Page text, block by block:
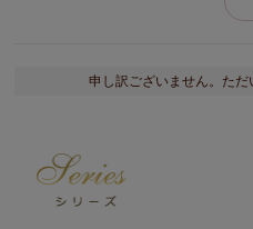
申し訳ございません。ただ